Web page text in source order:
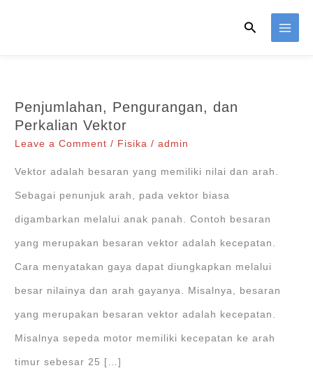
Search
Penjumlahan, Pengurangan, dan
Perkalian Vektor
Leave a Comment / Fisika /admin
Vektor adalah besaran yang memiliki nilai dan arah.
Sebagai penunjuk arah, pada vektor biasa
digambarkan melalui anak panah. Contoh besaran
yang merupakan besaran vektor adalah kecepatan.
Cara menyatakan gaya dapat diungkapkan melalui
besar nilainya dan arah gayanya. Misalnya, besaran
yang merupakan besaran vektor adalah kecepatan.
Misalnya sepeda motor memiliki kecepatan ke arah
timur sebesar 25 […]